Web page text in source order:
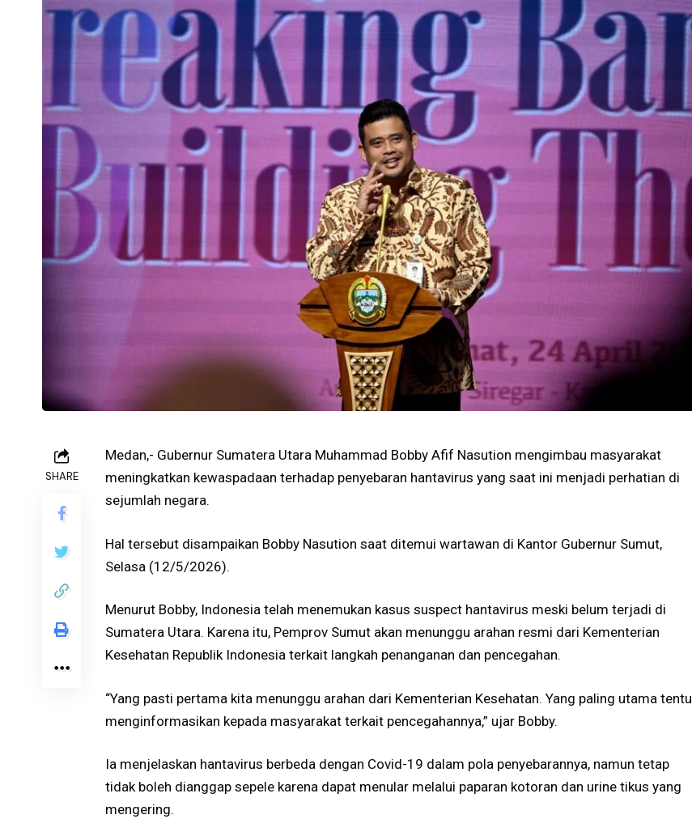
SHARE
Medan,- Gubernur Sumatera Utara Muhammad Bobby Afif Nasution mengimbau masyarakat
meningkatkan kewaspadaan terhadap penyebaran hantavirus yang saat ini menjadi perhatian di
sejumlah negara.
Hal tersebut disampaikan Bobby Nasution saat ditemui wartawan di Kantor Gubernur Sumut,
Selasa (12/5/2026).
Menurut Bobby, Indonesia telah menemukan kasus suspect hantavirus meski belum terjadi di
Sumatera Utara. Karena itu, Pemprov Sumut akan menunggu arahan resmi dari Kementerian
Kesehatan Republik Indonesia terkait langkah penanganan dan pencegahan.
“Yang pasti pertama kita menunggu arahan dari Kementerian Kesehatan. Yang paling utama tentu
menginformasikan kepada masyarakat terkait pencegahannya,” ujar Bobby.
Ia menjelaskan hantavirus berbeda dengan Covid-19 dalam pola penyebarannya, namun tetap
tidak boleh dianggap sepele karena dapat menular melalui paparan kotoran dan urine tikus yang
mengering.